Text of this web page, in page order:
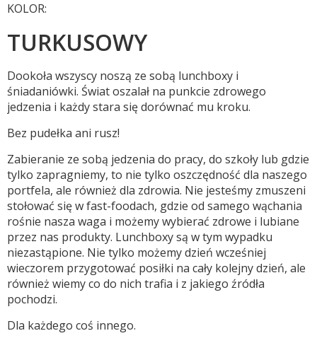
KOLOR:
TURKUSOWY
Dookoła wszyscy noszą ze sobą lunchboxy i
śniadaniówki. Świat oszalał na punkcie zdrowego
jedzenia i każdy stara się dorównać mu kroku.
Bez pudełka ani rusz!
Zabieranie ze sobą jedzenia do pracy, do szkoły lub gdzie
tylko zapragniemy, to nie tylko oszczędność dla naszego
portfela, ale również dla zdrowia. Nie jesteśmy zmuszeni
stołować się w fast-foodach, gdzie od samego wąchania
rośnie nasza waga i możemy wybierać zdrowe i lubiane
przez nas produkty. Lunchboxy są w tym wypadku
niezastąpione. Nie tylko możemy dzień wcześniej
wieczorem przygotować posiłki na cały kolejny dzień, ale
również wiemy co do nich trafia i z jakiego źródła
pochodzi.
Dla każdego coś innego.